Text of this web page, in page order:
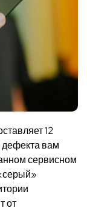
12
вам
сервисном
от